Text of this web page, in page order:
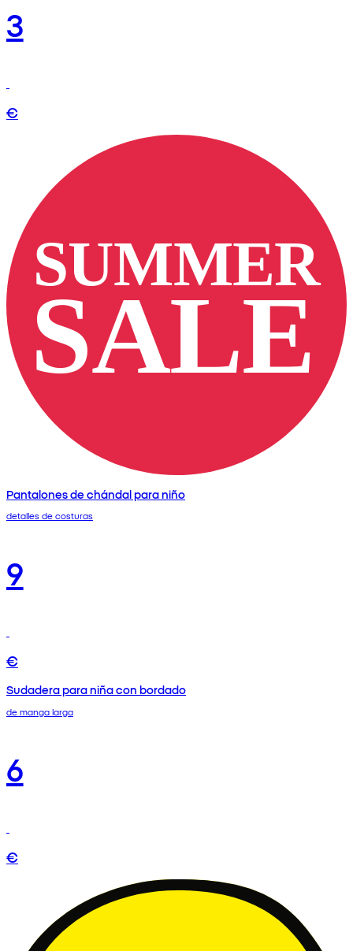
3
€
Pantalones de chándal para niño
detalles de costuras
9
€
Sudadera para niña con bordado
de manga larga
6
€